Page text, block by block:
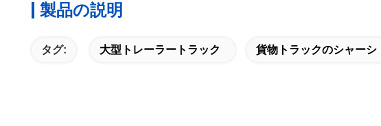
製品の説明
タグ: 大型トレーラートラック 貨物トラックのシャーシ